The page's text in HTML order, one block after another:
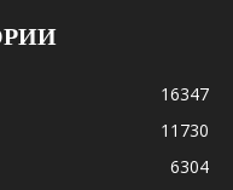
16347
11730
6304